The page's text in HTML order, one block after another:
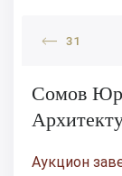
31
Сомов
Аукцион